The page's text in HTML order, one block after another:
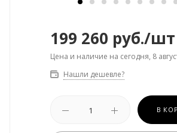
199 260 руб./шт
Цена и наличие на сегодня, 8
Нашли дешевле?
В